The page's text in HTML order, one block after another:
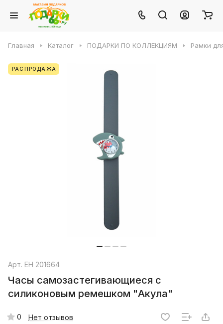
Главная Каталог ПОДАРКИ ПО КОЛЛЕКЦИЯМ Рамки
РАСПРОДАЖА
Арт. EH 201664
Часы самозастегивающиеся с
силиконовым ремешком "Акула"
0 Нет отзывов